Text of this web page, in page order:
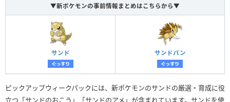
▼新ポケモンの事前情報まとめはこちらから▼
サンド サンドパン
ピックアップウィークパックには、新ポケモンのサンドの厳選・育成に役
立つ「サンドのおこう」「サンドのアメ」が含まれています。サンドを使